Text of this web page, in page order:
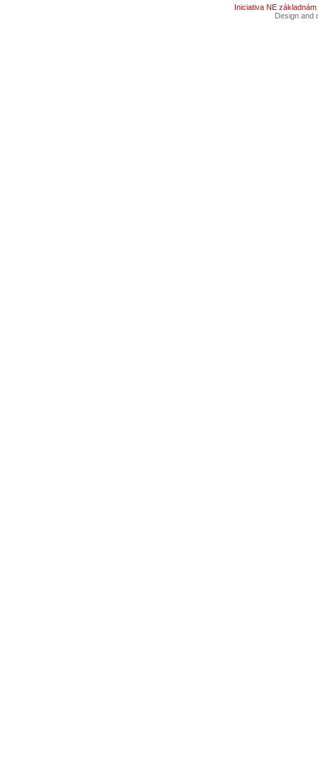
Iniciativa NE základnám
Design and